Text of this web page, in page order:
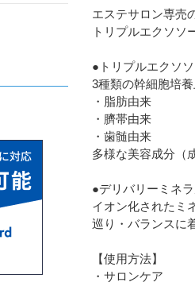
エステサロン専売
トリプルエクソソ
●トリプルエクソ
3種類の幹細胞培
・脂肪由来
・臍帯由来
・歯髄由来
多様な美容成分（
●デリバリーミネ
イオン化されたミ
巡り・バランスに
【使用方法】
・サロンケア